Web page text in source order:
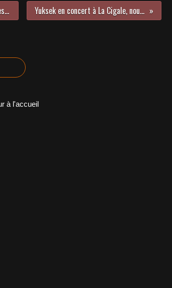
Le nouvel album de Carmen Maria Vega est disponible ! Yuksek en concert à La Cigale, nous y étions !
à l'accueil